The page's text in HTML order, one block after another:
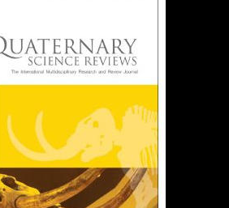
PREHISTÒRIA
VALENCIANA»